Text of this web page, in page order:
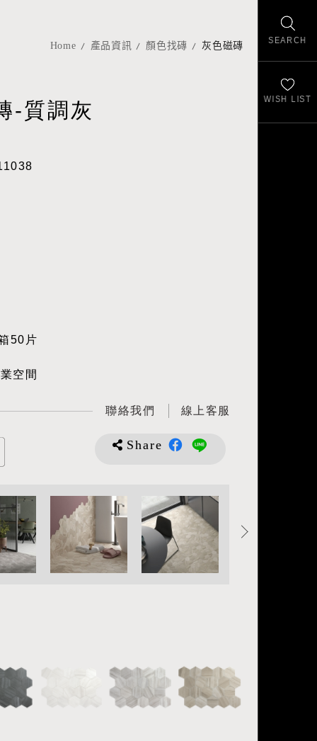
SEARCH
WISH LIST
Home 產品資訊 顏色找磚 灰色磁磚
-質調灰
50片
空間
聯絡我們 線上客服
Share